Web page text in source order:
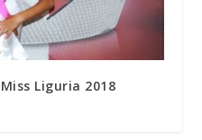
Liguria 2018